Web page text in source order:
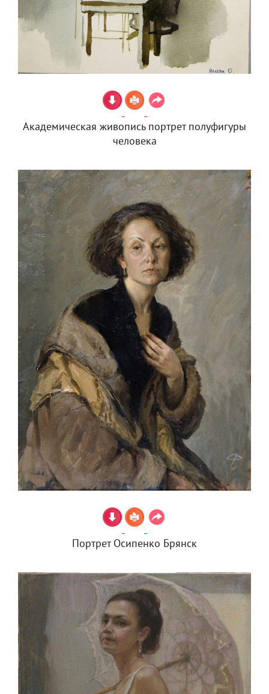
Академическая живопись портрет полуфигуры
человека
Портрет Осипенко Брянск